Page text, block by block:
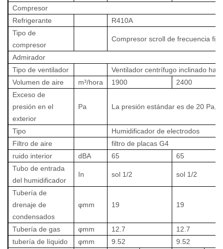
Compresor
Refrigerante
R410A
Tipo de
compresor
Compresor scroll de frecuencia fija
Admirador
Tipo de ventilador
Ventilador centrífugo inclinado
Volumen de aire
m³/hora 1900
2400
Exceso de
presión en el
exterior
Pa La presión estándar es de 20 Pa,
Tipo
Humidificador de electrodos
Filtro de aire
filtro de placas G4
ruido interior
dBA 65
65
Tubo de entrada
del humidificador
In sol 1/2 sol 1/2
Tubería de
drenaje de
condensados
φmm 19 19
Tubería de gas φmm 12.7
12.7
tubería de líquido
φmm 9.52
9.52